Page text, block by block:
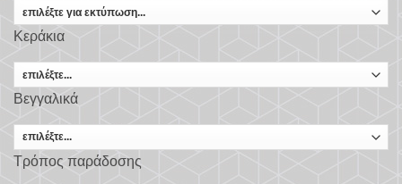
Κεράκια
Βεγγαλικά
Τρόπος παράδοσης